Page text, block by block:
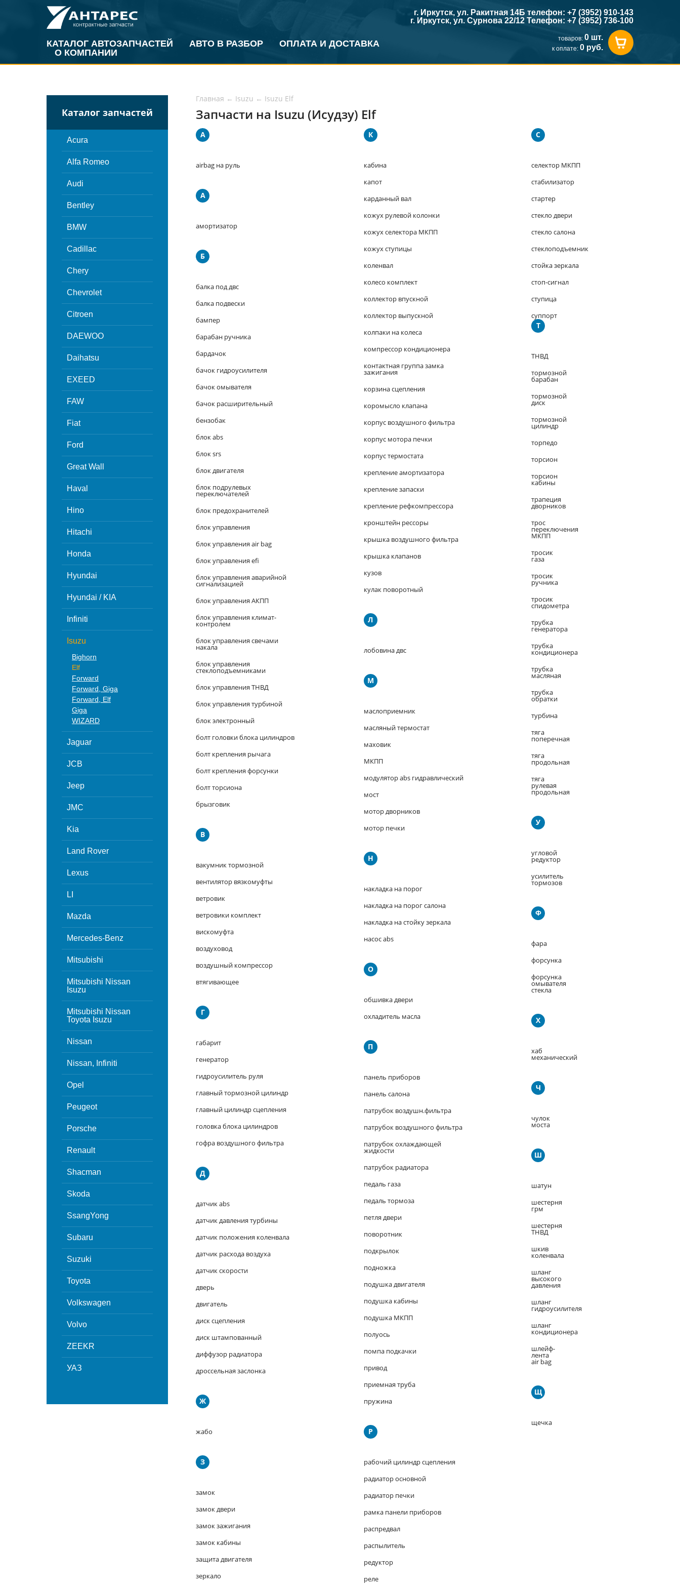
КАТАЛОГ АВТОЗАПЧАСТЕЙ АВТО В РАЗБОР
ОПЛАТА И ДОСТАВКА
О КОМПАНИИ
г. Иркутск, ул. Ракитная 14Б телефон: +7 (3952) 910-143
г. Иркутск, ул. Сурнова 22/12 Телефон: +7 (3952) 736-100
товаров: 0 шт.
к оплате: 0 руб.
Каталог запчастей
Acura
Alfa Romeo
Audi
Bentley
BMW
Cadillac
Chery
Chevrolet
Citroen
DAEWOO
Daihatsu
EXEED
FAW
Fiat
Ford
Great Wall
Haval
Hino
Hitachi
Honda
Hyundai
Hyundai / KIA
Infiniti
Isuzu
Bighorn
Elf
Forward
Forward, Giga
Forward, Elf
Giga
WIZARD
Jaguar
JCB
Jeep
JMC
Kia
Land Rover
Lexus
LI
Mazda
Mercedes-Benz
Mitsubishi
Mitsubishi Nissan
Isuzu
Mitsubishi Nissan
Toyota Isuzu
Nissan
Nissan, Infiniti
Opel
Peugeot
Porsche
Renault
Shacman
Skoda
SsangYong
Subaru
Suzuki
Toyota
Volkswagen
Volvo
ZEEKR
УАЗ
Главная ← Isuzu ← Isuzu Elf
Запчасти на Isuzu (Исудзу) Elf
A
airbag на руль
А
амортизатор
Б
балка под двс
балка подвески
бампер
барабан ручника
бардачок
бачок гидроусилителя
бачок омывателя
бачок расширительный
бензобак
блок abs
блок srs
блок двигателя
блок подрулевых
переключателей
блок предохранителей
блок управления
блок управления air bag
блок управления efi
блок управления аварийной
сигнализацией
блок управления АКПП
блок управления климат-
контролем
блок управления свечами
накала
блок управления
стеклоподъемниками
блок управления ТНВД
блок управления турбиной
блок электронный
болт головки блока цилиндров
болт крепления рычага
болт крепления форсунки
болт торсиона
брызговик
В
вакумник тормозной
вентилятор вязкомуфты
ветровик
ветровики комплект
вискомуфта
воздуховод
воздушный компрессор
втягивающее
Г
габарит
генератор
гидроусилитель руля
главный тормозной цилиндр
главный цилиндр сцепления
головка блока цилиндров
гофра воздушного фильтра
Д
датчик abs
датчик давления турбины
датчик положения коленвала
датчик расхода воздуха
датчик скорости
дверь
двигатель
диск сцепления
диск штампованный
диффузор радиатора
дроссельная заслонка
Ж
жабо
З
замок
замок двери
замок зажигания
замок кабины
защита двигателя
зеркало
К
кабина
капот
карданный вал
кожух рулевой колонки
кожух селектора МКПП
кожух ступицы
коленвал
колесо комплект
коллектор впускной
коллектор выпускной
колпаки на колеса
компрессор кондиционера
контактная группа замка
зажигания
корзина сцепления
коромысло клапана
корпус воздушного фильтра
корпус мотора печки
корпус термостата
крепление амортизатора
крепление запаски
крепление рефкомпрессора
кронштейн рессоры
крышка воздушного фильтра
крышка клапанов
кузов
кулак поворотный
Л
лобовина двс
М
маслоприемник
масляный термостат
маховик
МКПП
модулятор abs гидравлический
мост
мотор дворников
мотор печки
Н
накладка на порог
накладка на порог салона
накладка на стойку зеркала
насос abs
О
обшивка двери
охладитель масла
П
панель приборов
панель салона
патрубок воздушн.фильтра
патрубок воздушного фильтра
патрубок охлаждающей
жидкости
патрубок радиатора
педаль газа
педаль тормоза
петля двери
поворотник
подкрылок
подножка
подушка двигателя
подушка кабины
подушка МКПП
полуось
помпа подкачки
привод
приемная труба
пружина
Р
рабочий цилиндр сцепления
радиатор основной
радиатор печки
рамка панели приборов
распредвал
распылитель
редуктор
реле
С
селектор МКПП
стабилизатор
стартер
стекло двери
стекло салона
стеклоподъемник
стойка зеркала
стоп-сигнал
ступица
суппорт
Т
ТНВД
тормозной
барабан
тормозной
диск
тормозной
цилиндр
торпедо
торсион
торсион
кабины
трапеция
дворников
трос
переключения
МКПП
тросик
газа
тросик
ручника
тросик
спидометра
трубка
генератора
трубка
кондиционера
трубка
масляная
трубка
обратки
турбина
тяга
поперечная
тяга
продольная
тяга
рулевая
продольная
У
угловой
редуктор
усилитель
тормозов
Ф
фара
форсунка
форсунка
омывателя
стекла
Х
хаб
механический
Ч
чулок
моста
Ш
шатун
шестерня
грм
шестерня
ТНВД
шкив
коленвала
шланг
высокого
давления
шланг
гидроусилителя
шланг
кондиционера
шлейф-
лента
air bag
Щ
щечка